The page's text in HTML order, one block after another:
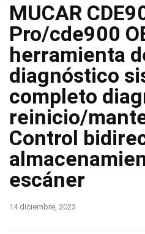
MUCAR
Pro/cde900
herramienta
diagnóstico
completo
reinicio/
Control
escáner
14 diciembre, 2023